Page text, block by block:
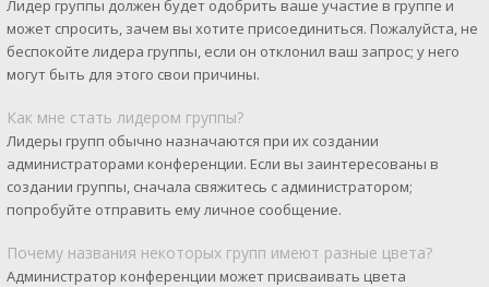
Лидер группы должен будет одобрить ваше участие в группе и
может спросить, зачем вы хотите присоединиться. Пожалуйста, не
беспокойте лидера группы, если он отклонил ваш запрос; у него
могут быть для этого свои причины.
Как мне стать лидером группы?
Лидеры групп обычно назначаются при их создании
администраторами конференции. Если вы заинтересованы в
создании группы, сначала свяжитесь с администратором;
попробуйте отправить ему личное сообщение.
Почему названия некоторых групп имеют разные цвета?
Администратор конференции может присваивать цвета